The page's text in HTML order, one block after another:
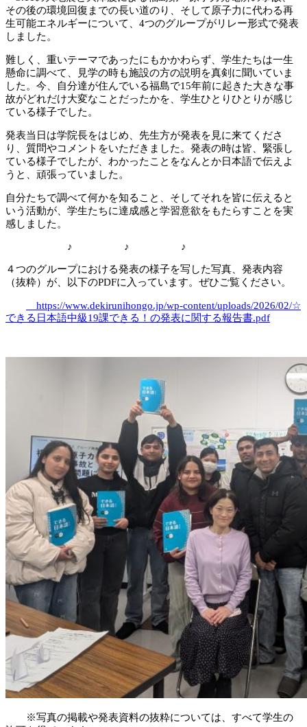
その後の環境回復までの長い道のり、そして原子力に代わる再
生可能エネルギーについて、4つのグループがリレー形式で発表
しました。
難しく、重いテーマであったにもかかわらず、学生たちは一生
懸命に調べて、見学の時も施設の方の説明を真剣に聞いていま
した。今、自分達が住んでいる福島で15年前に起きた大きな事
故がどれだけ大変なことだったかを、学生ひとりひとりが感じ
ている様子でした。
発表当日は学院長をはじめ、先生方が発表を見に来てくださ
り、質問やコメントをいただきました。発表の時は皆、緊張し
ている様子でしたが、わかったことをなんとか日本語で伝えよ
うと、頑張っていました。
自分たちで調べて何かを知ること、そしてそれを皆に伝えると
いう活動が、学生たちに達成感と学習意欲をもたらすことを実
感しました。
♪ ♪ ♪
４つのグループにおける発表の様子を写した写真、発表内容
（抜粋）が、以下のPDFに入っています。ぜひご覧ください。
https://www.dekirunihongo.jp/wp-content/uploads/2026/02/☆
できる日本語中級19課できる！の発表に関する報告書.pdf
※写真の掲載や発表資料の抜粋については、すべて学生の